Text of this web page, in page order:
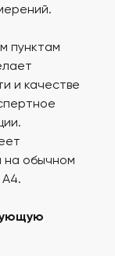
пунктам
и качестве
на обычном
А4.